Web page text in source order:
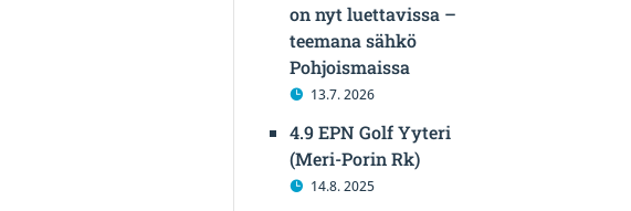
on nyt luettavissa –
teemana sähkö
Pohjoismaissa
13.7. 2026
4.9 EPN Golf Yyteri
(Meri-Porin Rk)
14.8. 2025